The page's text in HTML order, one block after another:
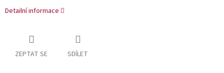
Detailní informace
ZEPTAT SE SDÍLET